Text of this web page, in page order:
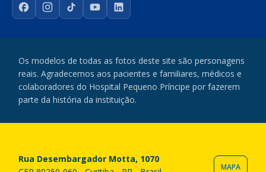
FacebookInstagram
TikTokYouTubeLinkedIn
Os modelos de todas as fotos deste site são personagens
reais. Agradecemos aos pacientes e familiares, médicos e
colaboradores do Hospital Pequeno Príncipe por fazerem
parte da história da instituição.
Rua Desembargador Motta, 1070
MAPA